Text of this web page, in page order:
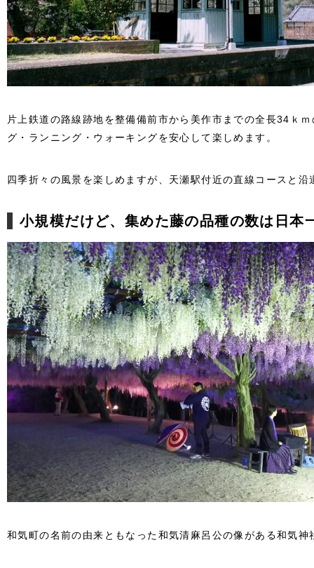
片上鉄道の路線跡地を整備備前市から美作市までの全長34ｋ
グ・ランニング・ウォーキングを安心して楽しめます。
四季折々の風景を楽しめますが、天瀬駅付近の直線コースと沿
小規模だけど、集めた藤の品種の数は日本
和気町の名前の由来ともなった和気清麻呂公の像がある和気